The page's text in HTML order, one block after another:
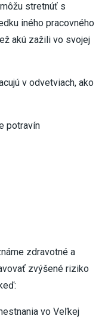
stretnúť s
iného pracovného
akú zažili vo svojej
v odvetviach, ako
potravín
zdravotné a
zvýšené riziko
vo Veľkej